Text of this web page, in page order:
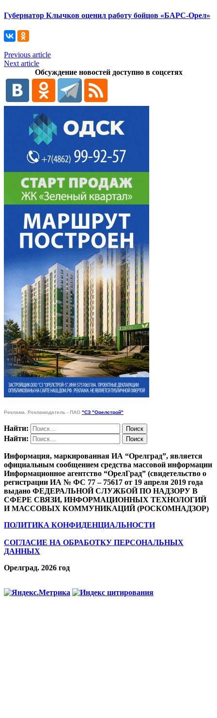
Губернатор Клычков оценил работу бойцов «БАРС-Орел»
Previous article
Next article
Обсуждение новостей доступно в соцсетях
Реклама. Рекламодатель - ПАО "СЗ "Орелстрой"
Найти:
Найти:
Информация, маркированная ИА “Орелград”, является
официальным сообщением средства массовой информации
Информационное агентство “ОрелГрад” (свидетельство о
регистрации ИА № ФС 77 – 75617 от 19 апреля 2019 года
выдано ФЕДЕРАЛЬНОЙ СЛУЖБОЙ ПО НАДЗОРУ В
СФЕРЕ СВЯЗИ, ИНФОРМАЦИОННЫХ ТЕХНОЛОГИЙ
И МАССОВЫХ КОММУНИКАЦИЙ (РОСКОМНАДЗОР)
ПОЛИТИКА КОНФИДЕНЦИАЛЬНОСТИ
СОГЛАСИЕ НА ОБРАБОТКУ ПЕРСОНАЛЬНЫХ
ДАННЫХ
Орелград. 2026 год